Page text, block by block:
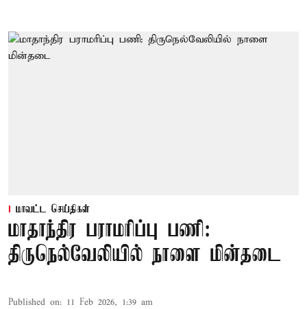
மாவட்ட செய்திகள்
மாதாந்திர பராமரிப்பு பணி:
திருநெல்வேலியில் நாளை மின்தடை
Published on: 11 Feb 2026, 1:39 am